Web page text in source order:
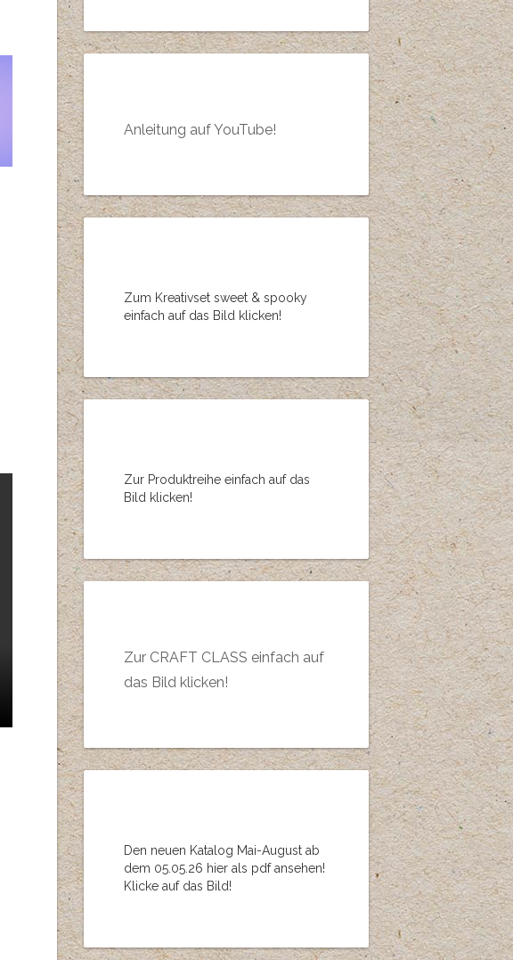
Anleitung auf YouTube!
Zum Kreativset sweet & spooky
einfach auf das Bild klicken!
Zur Produktreihe einfach auf das
Bild klicken!
Zur CRAFT CLASS einfach auf
das Bild klicken!
Den neuen Katalog Mai-August ab
dem 05.05.26 hier als pdf ansehen!
Klicke auf das Bild!